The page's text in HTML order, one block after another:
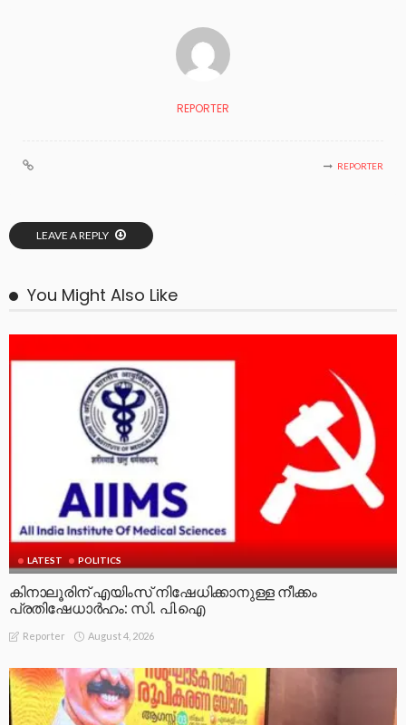
REPORTER
REPORTER
LEAVE A REPLY
You Might Also Like
LATEST POLITICS
കിനാലൂരിന് എയിംസ് നിഷേധിക്കാനുള്ള നീക്കം
പ്രതിഷേധാർഹം: സി. പി.ഐ
Reporter August 4, 2026